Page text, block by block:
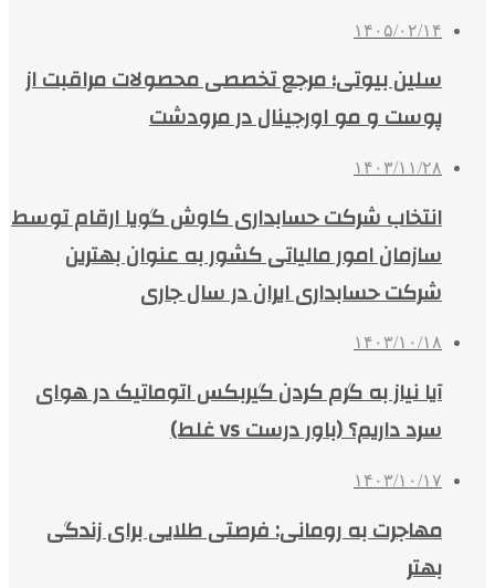
۱۴۰۵/۰۲/۱۴
سلین بیوتی؛ مرجع تخصصی محصولات مراقبت از
پوست و مو اورجینال در مرودشت
۱۴۰۳/۱۱/۲۸
انتخاب شرکت حسابداری کاوش گویا ارقام توسط
سازمان امور مالیاتی کشور به عنوان بهترین
شرکت حسابداری ایران در سال جاری
۱۴۰۳/۱۰/۱۸
آیا نیاز به گرم کردن گیربکس اتوماتیک در هوای
سرد داریم؟ (باور درست vs غلط)
۱۴۰۳/۱۰/۱۷
مهاجرت به رومانی: فرصتی طلایی برای زندگی
بهتر